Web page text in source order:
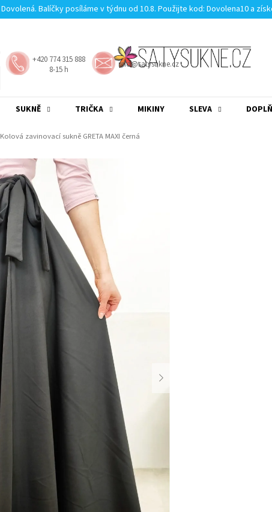
Dovolená. Balíčky posíláme v týdnu od 10.8. Použijte kod: Dovolena10 a
+420 774 315 888
8-15 h
info@satysukne.cz
SUKNĚ TRIČKA MIKINY SLEVA
MĚNA
Kolová zavinovací sukně GRETA MAXI černá